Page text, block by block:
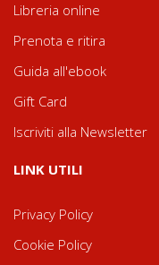
Libreria online
Prenota e ritira
Guida all'ebook
Gift Card
Iscriviti alla Newsletter
LINK UTILI
Privacy Policy
Cookie Policy